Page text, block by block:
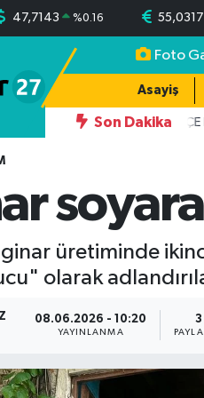
47,7143 %0.16 55,0317
Foto
Asayiş
Son Dakika
242 OYDAN 174 OYLA İLÇE
üretiminde
olarak
08.06.2026 - 10:20
YAYINLANMA
3